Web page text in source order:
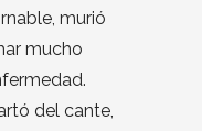
murió
mucho
del cante,